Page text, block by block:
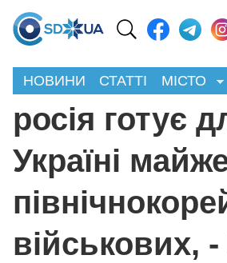
НОВИНИ СТАТТІ МІСТО
росія готує
Україні
військових,